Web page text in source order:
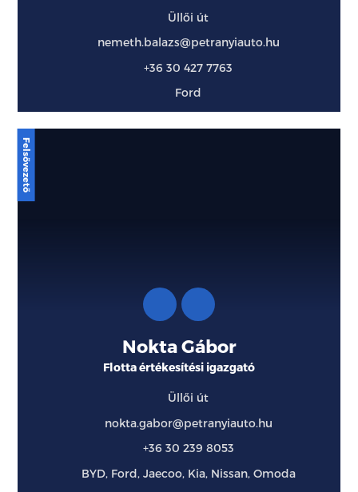
Üllői út
nemeth.balazs@petranyiauto.hu
+36 30 427 7763
Ford
Nokta Gábor
Flotta értékesítési igazgató
Üllői út
nokta.gabor@petranyiauto.hu
+36 30 239 8053
BYD, Ford, Jaecoo, Kia, Nissan, Omoda